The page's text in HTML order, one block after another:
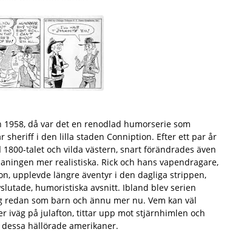
1958, då var det en renodlad humorserie som
sheriff i den lilla staden Conniption. Efter ett par år
talet och vilda västern, snart förändrades även
mer realistiska. Rick och hans vapendragare,
upplevde längre äventyr i den dagliga strippen,
humoristiska avsnitt. Ibland blev serien
som barn och ännu mer nu. Vem kan väl
iväg på julafton, tittar upp mot stjärnhimlen och
dessa hällörade amerikaner.